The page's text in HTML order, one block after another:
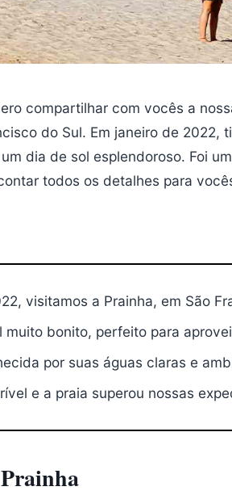
compartilhar com vocês a
do Sul. Em janeiro de 2022,
dia de sol esplendoroso. Foi
todos os detalhes para
visitamos a Prainha, em São
muito bonito, perfeito para
por suas águas claras e
e a praia superou nossas